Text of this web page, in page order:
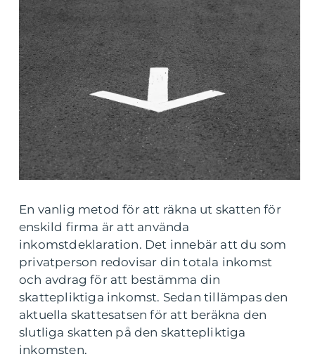
En vanlig metod för att räkna ut skatten för
enskild firma är att använda
inkomstdeklaration. Det innebär att du som
privatperson redovisar din totala inkomst
och avdrag för att bestämma din
skattepliktiga inkomst. Sedan tillämpas den
aktuella skattesatsen för att beräkna den
slutliga skatten på den skattepliktiga
inkomsten.